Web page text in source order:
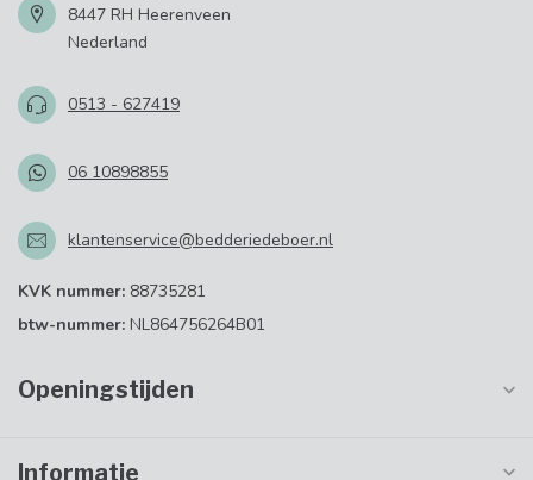
8447 RH Heerenveen
Nederland
0513 - 627419
06 10898855
klantenservice@bedderiedeboer.nl
KVK nummer: 88735281
btw-nummer: NL864756264B01
Openingstijden
Informatie